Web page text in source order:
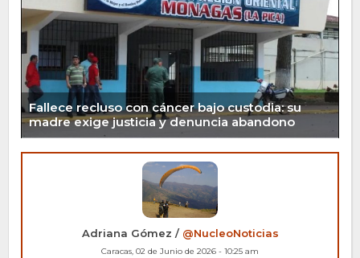
Fallece recluso con cáncer bajo custodia: su
madre exige justicia y denuncia abandono
Adriana Gómez / @NucleoNoticias
Caracas, 02 de Junio de 2026 - 10:25 am